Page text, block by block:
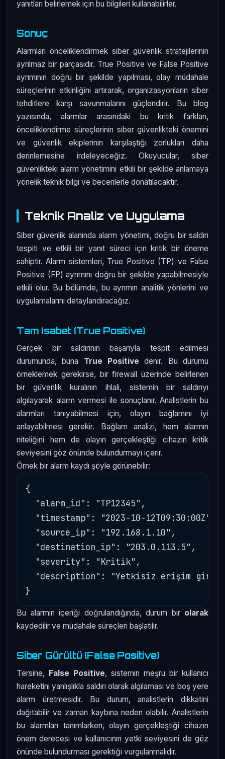
yanıtları belirlemek için bu bilgileri kullanabilirler.
Sonuç
Alarmları önceliklendirmek siber güvenlik stratejilerinin
ayrılmaz bir parçasıdır. True Positive ve False Positive
ayrımının doğru bir şekilde yapılması, olay müdahale
süreçlerinin etkinliğini artırarak, organizasyonların siber
tehditlere karşı savunmalarını güçlendirir. Bu blog
yazısında, alarmlar arasındaki bu kritik farkları,
önceliklendirme süreçlerinin siber güvenlikteki önemini
ve güvenlik ekiplerinin karşılaştığı zorlukları daha
derinlemesine irdeleyeceğiz. Okuyucular, siber
güvenlikteki alarm yönetimini etkili bir şekilde anlamaya
yönelik teknik bilgi ve becerilerle donatılacaktır.
Teknik Analiz ve Uygulama
Siber güvenlik alanında alarm yönetimi, doğru bir saldırı
tespiti ve etkili bir yanıt süreci için kritik bir öneme
sahiptir. Alarm sistemleri, True Positive (TP) ve False
Positive (FP) ayrımını doğru bir şekilde yapabilmesiyle
etkili olur. Bu bölümde, bu ayrımın analitik yönlerini ve
uygulamalarını detaylandıracağız.
Tam İsabet (True Positive)
Gerçek bir saldırının başarıyla tespit edilmesi
durumunda, buna True Positive denir. Bu durumu
örneklemek gerekirse, bir firewall üzerinde belirlenen
bir güvenlik kuralının ihlali, sistemin bir saldırıyı
algılayarak alarm vermesi ile sonuçlanır. Analistlerin bu
alarmları tanıyabilmesi için, olayın bağlamını iyi
anlayabilmesi gerekir. Bağlam analizi, hem alarmın
niteliğini hem de olayın gerçekleştiği cihazın kritik
seviyesini göz önünde bulundurmayı içerir.
Örnek bir alarm kaydı şöyle görünebilir:
{
  "alarm_id": "TP12345",
  "timestamp": "2023-10-12T09:30:00Z",
  "source_ip": "192.168.1.10",
  "destination_ip": "203.0.113.5",
  "severity": "Kritik",
"description": "Yetkisiz erişim
Bu alarmın içeriği doğrulandığında, durum bir olarak
kaydedilir ve müdahale süreçleri başlatılır.
Siber Gürültü (False Positive)
Tersine, False Positive, sistemin meşru bir kullanıcı
hareketini yanlışlıkla saldırı olarak algılaması ve boş yere
alarm üretmesidir. Bu durum, analistlerin dikkatini
dağıtabilir ve zaman kaybına neden olabilir. Analistlerin
bu alarmları tanımlarken, olayın gerçekleştiği cihazın
önem derecesi ve kullanıcının yetki seviyesini de göz
önünde bulundurması gerektiği vurgulanmalıdır.